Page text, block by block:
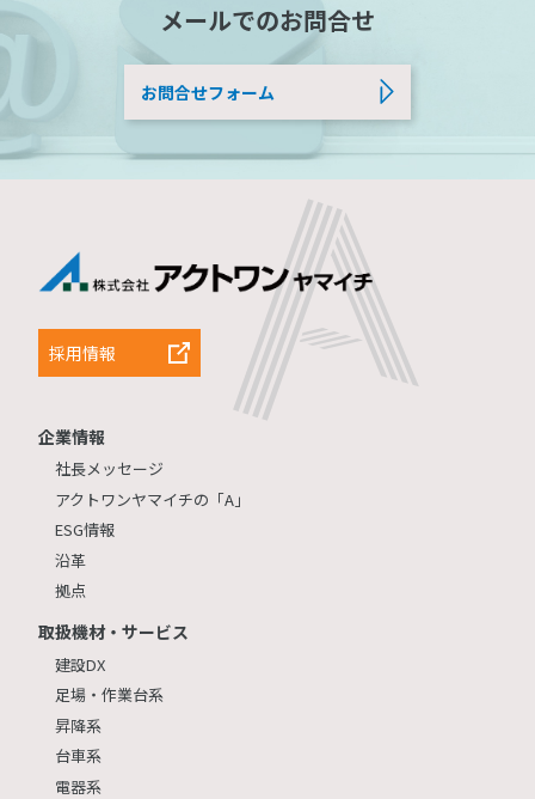
メールでのお問合せ
お問合せフォーム
採用情報
企業情報
社長メッセージ
アクトワンヤマイチの「A」
ESG情報
沿革
拠点
取扱機材・サービス
建設DX
足場・作業台系
昇降系
台車系
電器系